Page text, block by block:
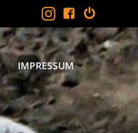
IMPRESSUM